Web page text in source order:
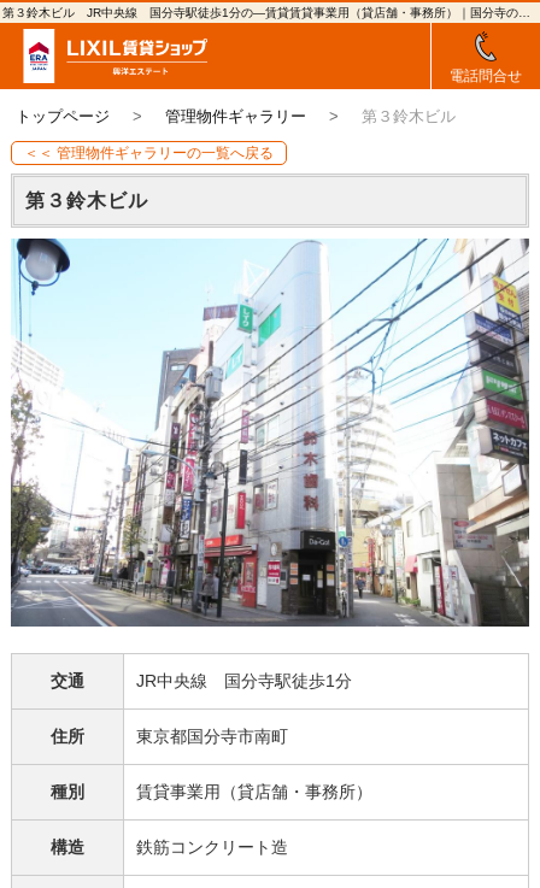
電話問合せ
トップページ 管理物件ギャラリー 第３鈴木ビル
＜＜ 管理物件ギャラリーの一覧へ戻る
第３鈴木ビル
交通 JR中央線 国分寺駅徒歩1分
住所 東京都国分寺市南町
種別 賃貸事業用（貸店舗・事務所）
構造 鉄筋コンクリート造